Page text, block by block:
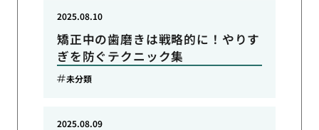
矯正中の歯磨きは戦略的に！やりす
ぎを防ぐテクニック集
2025.08.10
未分類
2025.08.09